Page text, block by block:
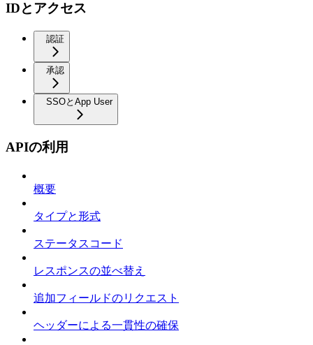
IDとアクセス
認証
承認
SSOとApp User
APIの利用
概要
タイプと形式
ステータスコード
レスポンスの並べ替え
追加フィールドのリクエスト
ヘッダーによる一貫性の確保